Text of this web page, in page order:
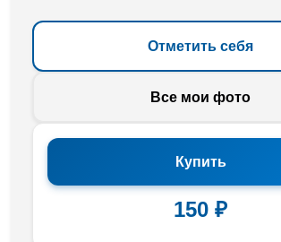
Отметить себя
Все мои фото
Купить
150 ₽